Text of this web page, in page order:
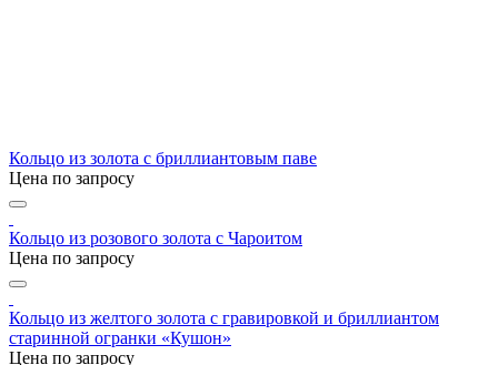
Кольцо из золота с бриллиантовым паве
Цена по запросу
Кольцо из розового золота с Чароитом
Цена по запросу
Кольцо из желтого золота с гравировкой и бриллиантом
старинной огранки «Кушон»
Цена по запросу